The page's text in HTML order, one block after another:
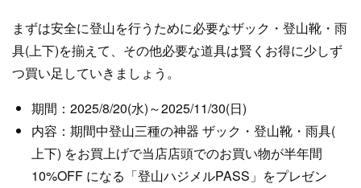
まずは安全に登山を行うために必要なザック・登山靴・雨
具(上下)を揃えて、その他必要な道具は賢くお得に少しず
つ買い足していきましょう。
期間：2025/8/20(水)～2025/11/30(日)
内容：期間中登山三種の神器 ザック・登山靴・雨具(
上下) をお買上げで当店店頭でのお買い物が半年間
10%OFF になる「登山ハジメルPASS」をプレゼン